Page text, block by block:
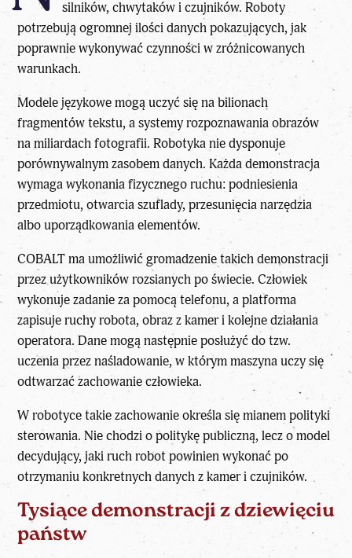
silników, chwytaków i czujników. Roboty
potrzebują ogromnej ilości danych pokazujących, jak
poprawnie wykonywać czynności w zróżnicowanych
warunkach.
Modele językowe mogą uczyć się na bilionach
fragmentów tekstu, a systemy rozpoznawania obrazów
na miliardach fotografii. Robotyka nie dysponuje
porównywalnym zasobem danych. Każda demonstracja
wymaga wykonania fizycznego ruchu: podniesienia
przedmiotu, otwarcia szuflady, przesunięcia narzędzia
albo uporządkowania elementów.
COBALT ma umożliwić gromadzenie takich demonstracji
przez użytkowników rozsianych po świecie. Człowiek
wykonuje zadanie za pomocą telefonu, a platforma
zapisuje ruchy robota, obraz z kamer i kolejne działania
operatora. Dane mogą następnie posłużyć do tzw.
uczenia przez naśladowanie, w którym maszyna uczy się
odtwarzać zachowanie człowieka.
W robotyce takie zachowanie określa się mianem polityki
sterowania. Nie chodzi o politykę publiczną, lecz o model
decydujący, jaki ruch robot powinien wykonać po
otrzymaniu konkretnych danych z kamer i czujników.
Tysiące demonstracji z dziewięciu
państw